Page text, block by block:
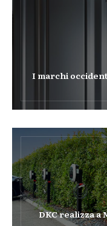
I marchi
DKC realizza